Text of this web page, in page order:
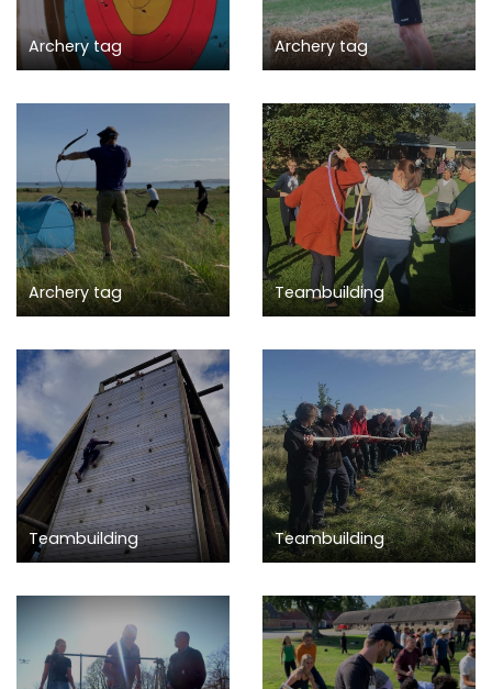
Archery tag Archery tag
Archery tag Teambuilding
Teambuilding Teambuilding